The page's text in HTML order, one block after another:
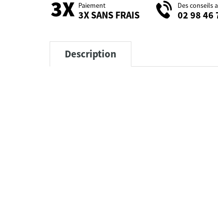
Paiement
3X SANS FRAIS
Des conseils
02 98 46
Description